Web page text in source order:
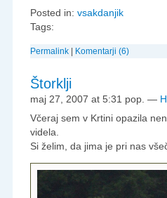
Posted in: vsakdanjik
Tags:
Permalink | Komentarji (6)
Štorklji
maj 27, 2007 at 5:31 pop. —
Včeraj sem v Krtini opazila
videla.
Si želim, da jima je pri nas